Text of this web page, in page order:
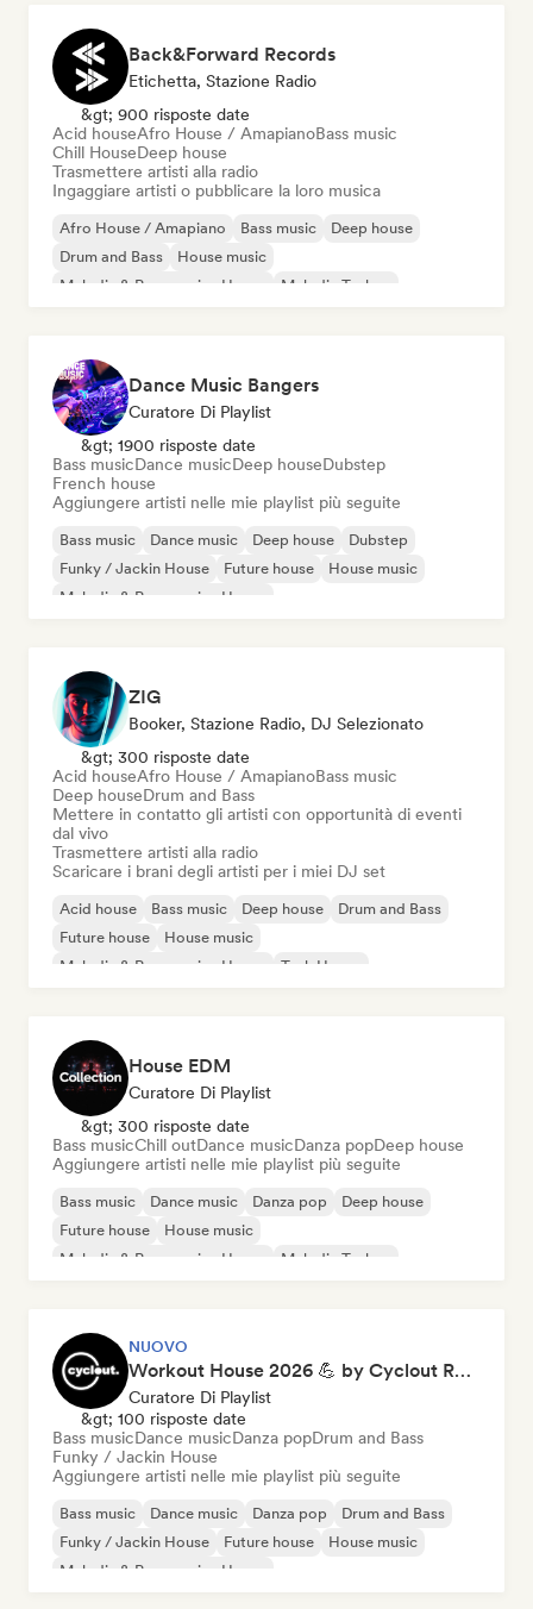
Back&Forward Records
Etichetta, Stazione Radio
&gt; 900 risposte date
Acid houseAfro House / AmapianoBass music
Chill HouseDeep house
Trasmettere artisti alla radio
Ingaggiare artisti o pubblicare la loro musica
Afro House / Amapiano Bass music
Deep house
Drum and Bass
House music
Melodic & Progressive House
Melodic Techno
Dance Music Bangers
Curatore Di Playlist
&gt; 1900 risposte date
Bass musicDance musicDeep houseDubstep
French house
Aggiungere artisti nelle mie playlist più seguite
Bass music Dance music Deep house
Dubstep
Funky / Jackin House
Future house
House music
Melodic & Progressive House
ZIG
Booker, Stazione Radio, DJ Selezionato
&gt; 300 risposte date
Acid houseAfro House / AmapianoBass music
Deep houseDrum and Bass
Mettere in contatto gli artisti con opportunità di eventi
dal vivo
Trasmettere artisti alla radio
Scaricare i brani degli artisti per i miei DJ set
Acid house Bass music Deep house
Drum and Bass
Future house
House music
Melodic & Progressive House
Tech House
House EDM
Curatore Di Playlist
&gt; 300 risposte date
Bass musicChill outDance musicDanza popDeep house
Aggiungere artisti nelle mie playlist più seguite
Bass music Dance music Danza pop
Deep house
Future house
House music
Melodic & Progressive House
Melodic Techno
NUOVO
Workout House 2026 💪 by Cyclout Records
Curatore Di Playlist
&gt; 100 risposte date
Bass musicDance musicDanza popDrum and Bass
Funky / Jackin House
Aggiungere artisti nelle mie playlist più seguite
Bass music Dance music Danza pop
Drum and Bass
Funky / Jackin House
Future house
House music
Melodic & Progressive House